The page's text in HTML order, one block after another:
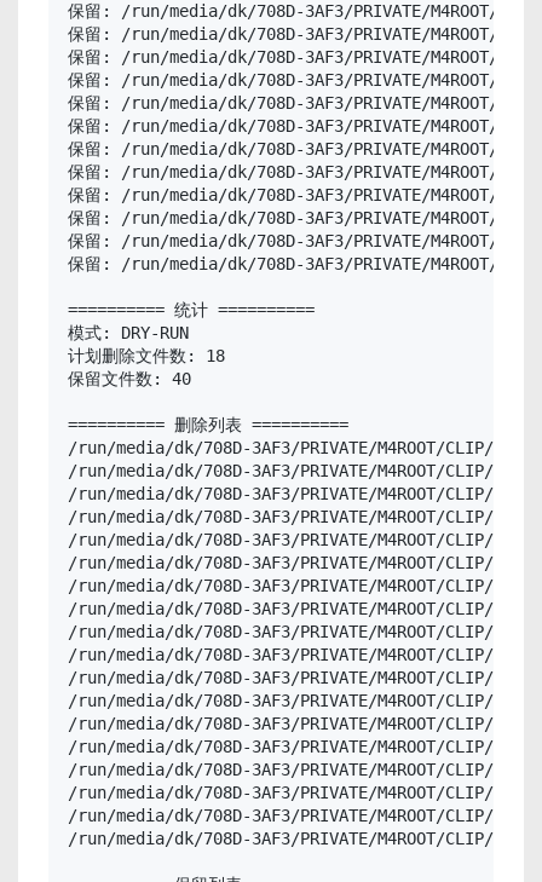
保留: /run/media/dk/708D-3AF3/PRIVATE/M4ROOT/CLIP/
保留: /run/media/dk/708D-3AF3/PRIVATE/M4ROOT/
保留: /run/media/dk/708D-3AF3/PRIVATE/M4ROOT/CLIP/
保留: /run/media/dk/708D-3AF3/PRIVATE/M4ROOT/
保留: /run/media/dk/708D-3AF3/PRIVATE/M4ROOT/CLIP/
保留: /run/media/dk/708D-3AF3/PRIVATE/M4ROOT/
保留: /run/media/dk/708D-3AF3/PRIVATE/M4ROOT/CLIP/
保留: /run/media/dk/708D-3AF3/PRIVATE/M4ROOT/
保留: /run/media/dk/708D-3AF3/PRIVATE/M4ROOT/CLIP/
保留: /run/media/dk/708D-3AF3/PRIVATE/M4ROOT/
保留: /run/media/dk/708D-3AF3/PRIVATE/M4ROOT/CLIP/
保留: /run/media/dk/708D-3AF3/PRIVATE/M4ROOT/
========== 统计 ==========
模式: DRY-RUN
计划删除文件数: 18
保留文件数: 40
========== 删除列表 ==========
/run/media/dk/708D-3AF3/PRIVATE/M4ROOT/CLIP/
/run/media/dk/708D-3AF3/PRIVATE/M4ROOT/CLIP/
/run/media/dk/708D-3AF3/PRIVATE/M4ROOT/CLIP/
/run/media/dk/708D-3AF3/PRIVATE/M4ROOT/CLIP/
/run/media/dk/708D-3AF3/PRIVATE/M4ROOT/CLIP/
/run/media/dk/708D-3AF3/PRIVATE/M4ROOT/CLIP/
/run/media/dk/708D-3AF3/PRIVATE/M4ROOT/CLIP/
/run/media/dk/708D-3AF3/PRIVATE/M4ROOT/CLIP/
/run/media/dk/708D-3AF3/PRIVATE/M4ROOT/CLIP/
/run/media/dk/708D-3AF3/PRIVATE/M4ROOT/CLIP/
/run/media/dk/708D-3AF3/PRIVATE/M4ROOT/CLIP/
/run/media/dk/708D-3AF3/PRIVATE/M4ROOT/CLIP/
/run/media/dk/708D-3AF3/PRIVATE/M4ROOT/CLIP/
/run/media/dk/708D-3AF3/PRIVATE/M4ROOT/CLIP/
/run/media/dk/708D-3AF3/PRIVATE/M4ROOT/CLIP/
/run/media/dk/708D-3AF3/PRIVATE/M4ROOT/CLIP/
/run/media/dk/708D-3AF3/PRIVATE/M4ROOT/CLIP/
/run/media/dk/708D-3AF3/PRIVATE/M4ROOT/CLIP/